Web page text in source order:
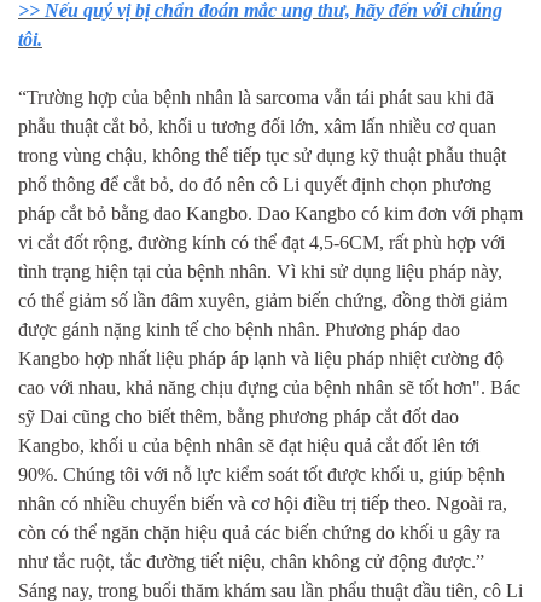
>> Nếu quý vị bị chẩn đoán mắc ung thư, hãy đến với chúng
tôi.
“Trường hợp của bệnh nhân là sarcoma vẫn tái phát sau khi đã
phẫu thuật cắt bỏ, khối u tương đối lớn, xâm lấn nhiều cơ quan
trong vùng chậu, không thể tiếp tục sử dụng kỹ thuật phẫu thuật
phổ thông để cắt bỏ, do đó nên cô Li quyết định chọn phương
pháp cắt bỏ bằng dao Kangbo. Dao Kangbo có kim đơn với phạm
vi cắt đốt rộng, đường kính có thể đạt 4,5-6CM, rất phù hợp với
tình trạng hiện tại của bệnh nhân. Vì khi sử dụng liệu pháp này,
có thể giảm số lần đâm xuyên, giảm biến chứng, đồng thời giảm
được gánh nặng kinh tế cho bệnh nhân. Phương pháp dao
Kangbo hợp nhất liệu pháp áp lạnh và liệu pháp nhiệt cường độ
cao với nhau, khả năng chịu đựng của bệnh nhân sẽ tốt hơn". Bác
sỹ Dai cũng cho biết thêm, bằng phương pháp cắt đốt dao
Kangbo, khối u của bệnh nhân sẽ đạt hiệu quả cắt đốt lên tới
90%. Chúng tôi với nỗ lực kiểm soát tốt được khối u, giúp bệnh
nhân có nhiều chuyển biến và cơ hội điều trị tiếp theo. Ngoài ra,
còn có thể ngăn chặn hiệu quả các biến chứng do khối u gây ra
như tắc ruột, tắc đường tiết niệu, chân không cử động được.”
Sáng nay, trong buổi thăm khám sau lần phẩu thuật đầu tiên, cô Li